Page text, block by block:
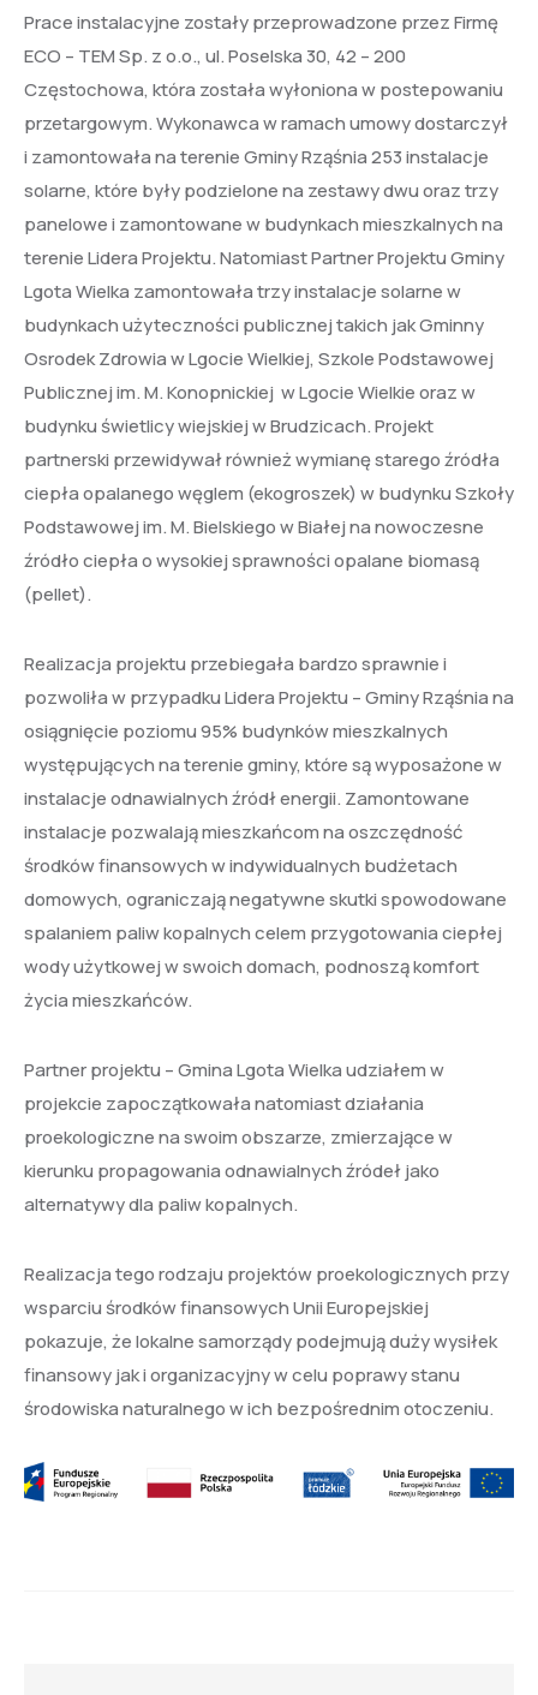
Prace instalacyjne zostały przeprowadzone przez Firmę
ECO – TEM Sp. z o.o., ul. Poselska 30, 42 – 200
Częstochowa, która została wyłoniona w postepowaniu
przetargowym. Wykonawca w ramach umowy dostarczył
i zamontowała na terenie Gminy Rząśnia 253 instalacje
solarne, które były podzielone na zestawy dwu oraz trzy
panelowe i zamontowane w budynkach mieszkalnych na
terenie Lidera Projektu. Natomiast Partner Projektu Gminy
Lgota Wielka zamontowała trzy instalacje solarne w
budynkach użyteczności publicznej takich jak Gminny
Osrodek Zdrowia w Lgocie Wielkiej, Szkole Podstawowej
Publicznej im. M. Konopnickiej w Lgocie Wielkie oraz w
budynku świetlicy wiejskiej w Brudzicach. Projekt
partnerski przewidywał również wymianę starego źródła
ciepła opalanego węglem (ekogroszek) w budynku Szkoły
Podstawowej im. M. Bielskiego w Białej na nowoczesne
źródło ciepła o wysokiej sprawności opalane biomasą
(pellet).
Realizacja projektu przebiegała bardzo sprawnie i
pozwoliła w przypadku Lidera Projektu – Gminy Rząśnia na
osiągnięcie poziomu 95% budynków mieszkalnych
występujących na terenie gminy, które są wyposażone w
instalacje odnawialnych źródł energii. Zamontowane
instalacje pozwalają mieszkańcom na oszczędność
środków finansowych w indywidualnych budżetach
domowych, ograniczają negatywne skutki spowodowane
spalaniem paliw kopalnych celem przygotowania ciepłej
wody użytkowej w swoich domach, podnoszą komfort
życia mieszkańców.
Partner projektu – Gmina Lgota Wielka udziałem w
projekcie zapoczątkowała natomiast działania
proekologiczne na swoim obszarze, zmierzające w
kierunku propagowania odnawialnych źródeł jako
alternatywy dla paliw kopalnych.
Realizacja tego rodzaju projektów proekologicznych przy
wsparciu środków finansowych Unii Europejskiej
pokazuje, że lokalne samorządy podejmują duży wysiłek
finansowy jak i organizacyjny w celu poprawy stanu
środowiska naturalnego w ich bezpośrednim otoczeniu.